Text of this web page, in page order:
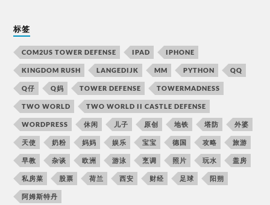
标签
COM2US TOWER DEFENSE IPAD IPHONE
KINGDOM RUSH LANGEDIJK MM PYTHON QQ
Q仔 Q妈 TOWER DEFENSE TOWERMADNESS
TWO WORLD TWO WORLD II CASTLE DEFENSE
WORDPRESS 休闲 儿子 原创 地铁 塔防 外婆
天使 奶粉 妈妈 娱乐 宝宝 德国 攻略 旅游
早教 杂谈 欧洲 游泳 烹调 照片 玩水 盖房
私房菜 股票 荷兰 西安 财经 足球 阳朔
阿姆斯特丹